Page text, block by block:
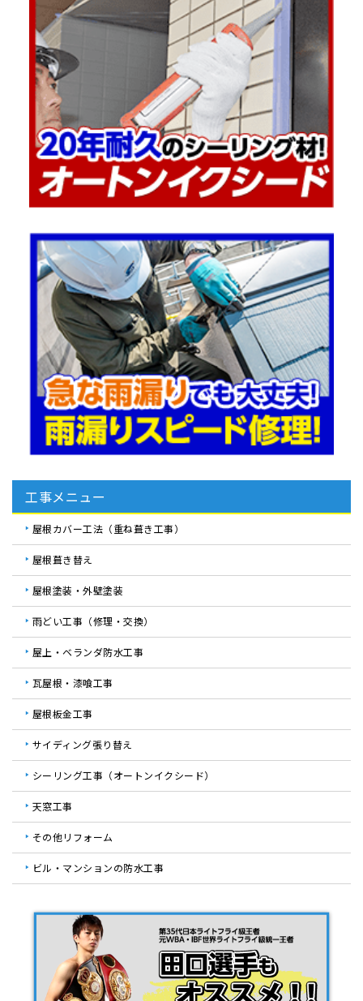
工事メニュー
屋根カバー工法（重ね葺き工事）
屋根葺き替え
屋根塗装・外壁塗装
雨どい工事（修理・交換）
屋上・ベランダ防水工事
瓦屋根・漆喰工事
屋根板金工事
サイディング張り替え
シーリング工事（オートンイクシード）
天窓工事
その他リフォーム
ビル・マンションの防水工事